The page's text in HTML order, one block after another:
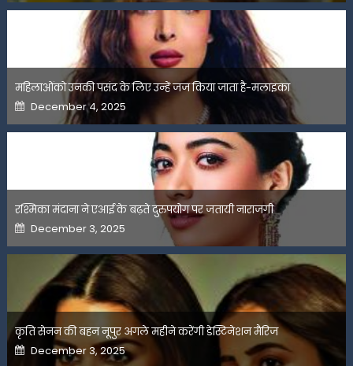
महिलाओंको उनकी पसंद के लिए उन्हें जज किया जाता है-मलाइका
Posted
on
December 4, 2025
रश्मिका मंदाना ने एआई के बढ़ते दुरुपयोग पर जतायी नाराजगी
Posted
on
December 3, 2025
कृति सेनन की बहन नूपुर अगले महीने करेंगी डेस्टिनेशन मैरिज
Posted
on
December 3, 2025